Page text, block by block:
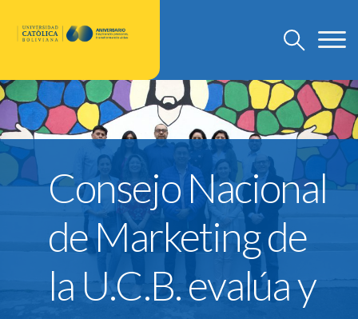
U.C.B.
Discursos Rector Nacional
Grado
Post Grado
Investigación
Departamento de Pastoral
U.C.B. Internacional
Consejo Nacional
de Marketing de
la U.C.B. evalúa y